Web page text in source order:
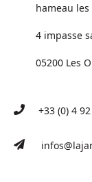
hameau
4 impasse
05200 Les
+33 (0) 4